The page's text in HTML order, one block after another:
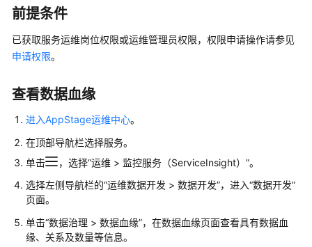
品
介
绍
费
说
明
快
速
入
门
AppStage
使
前提条件
已获取服务运维岗位权限或运维管理员权限，权限申请操作请参见
申请权限。
查看数据血缘
进入AppStage运维中心。
在顶部导航栏选择服务。
单击
，选择“运维 > 监控服务（ServiceInsight）”。
选择左侧导航栏的“运维数据开发 > 数据开发”，进入“数据开发”
页面。
单击“数据治理 > 数据血缘”，在数据血缘页面查看具有数据血
缘、关系及数量等信息。